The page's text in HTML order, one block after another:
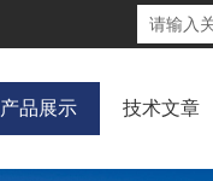
产品展示 技术文章